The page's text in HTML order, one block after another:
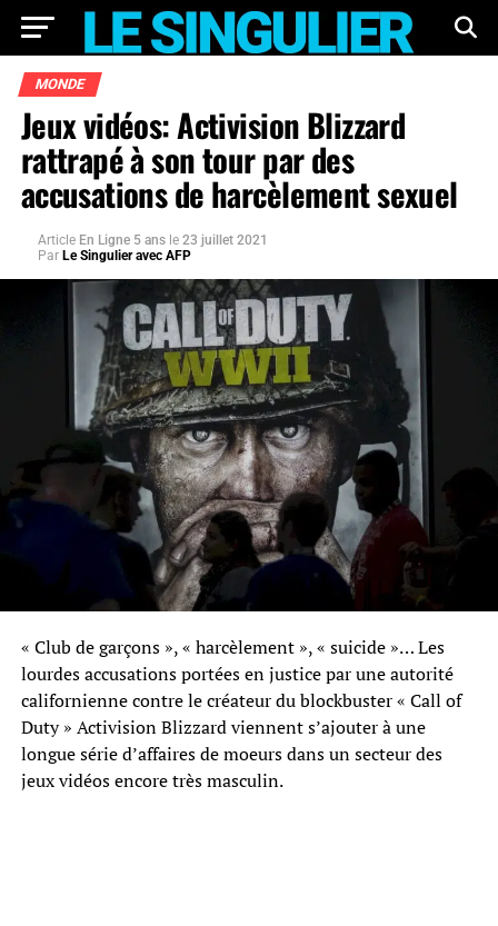
MONDE
Jeux vidéos: Activision Blizzard
rattrapé à son tour par des
accusations de harcèlement sexuel
Article En Ligne 5 ans le 23 juillet 2021
Par Le Singulier avec AFP
« Club de garçons », « harcèlement », « suicide »… Les
lourdes accusations portées en justice par une autorité
californienne contre le créateur du blockbuster « Call of
Duty » Activision Blizzard viennent s’ajouter à une
longue série d’affaires de moeurs dans un secteur des
jeux vidéos encore très masculin.